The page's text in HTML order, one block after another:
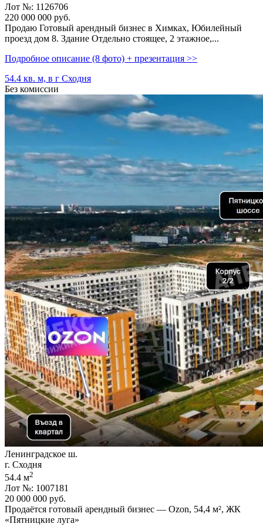
Лот №: 1126706
220 000 000 руб.
Продаю Готовый арендный бизнес в Химках,­ Юбилейный
проезд дом 8. Здание Отдельно стоящее,­ 2 этажное,­...
Подробное описание (8 фото) + презентация >>
54.4 кв. м, в г Сходня
Без комиссии
Ленинградское ш.
г. Сходня
54.4 м2
Лот №: 1007181
20 000 000 руб.
Продаётся готовый арендный бизнес — Ozon,­ 54,­4 м²,­ ЖК
«Пятницкие луга»